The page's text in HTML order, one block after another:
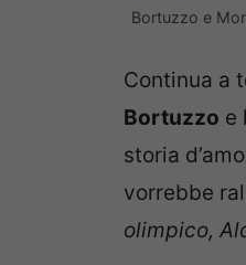
Bortuzzo e
Continua a
Bortuzzo e
storia
vorrebbe
olimpico,